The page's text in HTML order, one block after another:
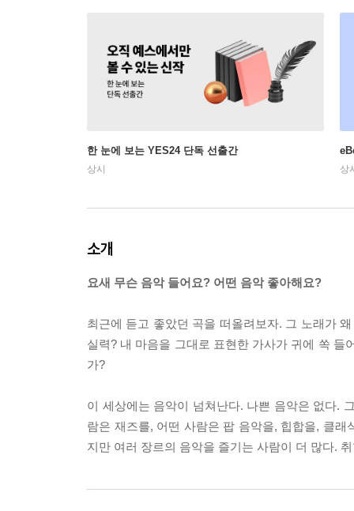
한 눈에 보는 YES24 단독 선출간
상시 상
소개
요새 무슨 음악 들어요? 어떤 음악 좋아해요?
최근에 듣고 좋았던 곡을 떠올려보자. 그 노래가
실력? 내 마음을 그대로 표현한 가사가 귀에 쏙 들
가?
이 세상에는 음악이 넘쳐난다. 나쁜 음악은 없다.
람은 재즈를, 어떤 사람은 팝 음악을, 힙합을, 클
지만 여러 장르의 음악을 즐기는 사람이 더 많다.